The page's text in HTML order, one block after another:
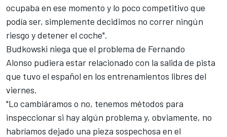
ocupaba en ese momento y lo poco competitivo que
podía ser, simplemente decidimos no correr ningún
riesgo y detener el coche".
Budkowski niega que el problema de Fernando
Alonso pudiera estar relacionado con la salida de pista
que tuvo el español en los entrenamientos libres del
viernes.
"Lo cambiáramos o no, tenemos métodos para
inspeccionar si hay algún problema y, obviamente, no
habríamos dejado una pieza sospechosa en el